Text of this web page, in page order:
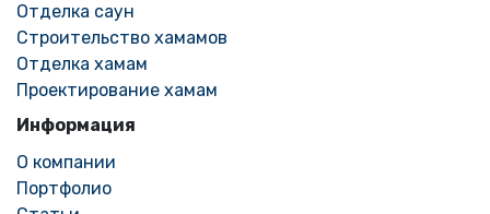
Отделка саун
Строительство хамамов
Отделка хамам
Проектирование хамам
Информация
О компании
Портфолио